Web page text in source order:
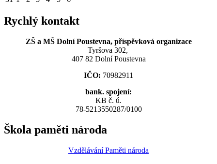
Rychlý kontakt
ZŠ a MŠ Dolní Poustevna, příspěvková organizace
Tyršova 302,
407 82 Dolní Poustevna
IČO: 70982911
bank. spojení:
KB č. ú.
78-5213550287/0100
Škola paměti národa
Vzdělávání Paměti národa